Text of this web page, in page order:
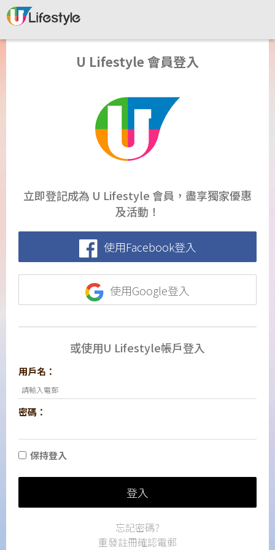
U Lifestyle 會員登入
立即登記成為 U Lifestyle 會員，盡享獨家優惠
及活動！
使用Facebook登入
使用Google登入
或使用U Lifestyle帳戶登入
用戶名：
密碼：
保持登入
登入
忘記密碼?
重發註冊確認電郵